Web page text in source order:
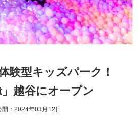
験型キッズパーク！
越谷にオープン
開：2024年03月12日